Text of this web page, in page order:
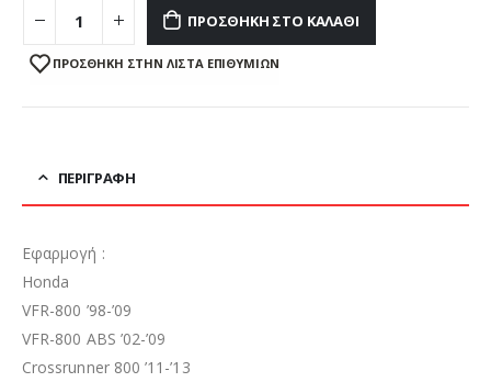
ΠΡΟΣΘΉΚΗ ΣΤΟ ΚΑΛΆΘΙ
ΠΡΌΣΘΉΚΗ ΣΤΗΝ ΛΊΣΤΑ ΕΠΙΘΥΜΙΏΝ
ΠΕΡΙΓΡΑΦΉ
Εφαρμογή :
Honda
VFR-800 ’98-’09
VFR-800 ABS ’02-’09
Crossrunner 800 ’11-’13